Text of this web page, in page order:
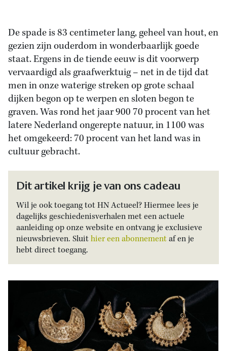
De spade is 83 centimeter lang, geheel van hout, en
gezien zijn ouderdom in wonderbaarlijk goede
staat. Ergens in de tiende eeuw is dit voorwerp
vervaardigd als graafwerktuig – net in de tijd dat
men in onze waterige streken op grote schaal
dijken begon op te werpen en sloten begon te
graven. Was rond het jaar 900 70 procent van het
latere Nederland ongerepte natuur, in 1100 was
het omgekeerd: 70 procent van het land was in
cultuur gebracht.
Dit artikel krijg je van ons cadeau
Wil je ook toegang tot HN Actueel? Hiermee lees je
dagelijks geschiedenisverhalen met een actuele
aanleiding op onze website en ontvang je exclusieve
nieuwsbrieven. Sluithier een abonnementaf en je
hebt direct toegang.